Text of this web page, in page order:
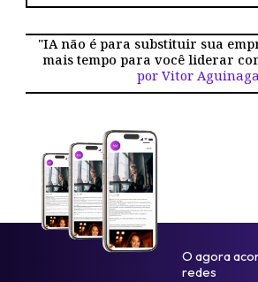
"IA não é para substituir sua
mais tempo para você liderar
por Vitor Aguinaga
O agora
redes